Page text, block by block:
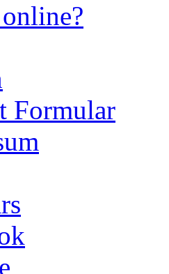
Formular